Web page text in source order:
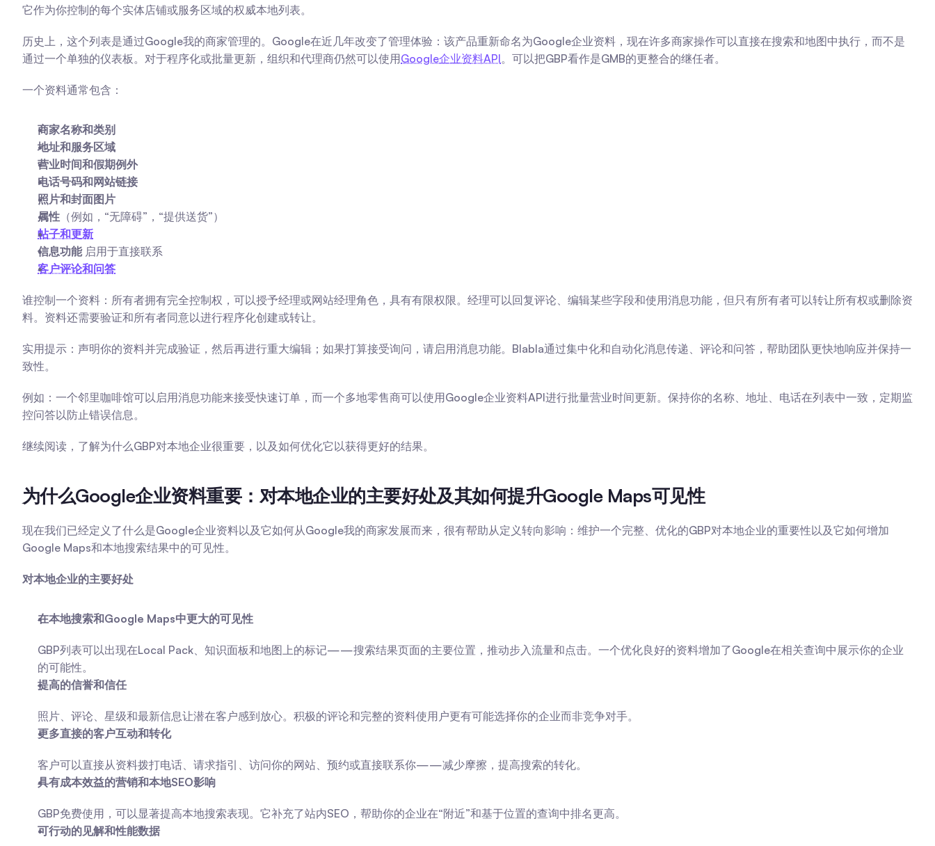
它作为你控制的每个实体店铺或服务区域的权威本地列表。
历史上，这个列表是通过Google我的商家管理的。Google在近几年改变了管理体验：该产品重新命名为Google企业资料，现在许多商家操作可以直接在搜索和地图中执行，而不是
通过一个单独的仪表板。对于程序化或批量更新，组织和代理商仍然可以使用Google企业资料API。可以把GBP看作是GMB的更整合的继任者。
一个资料通常包含：
商家名称和类别
地址和服务区域
营业时间和假期例外
电话号码和网站链接
照片和封面图片
属性 （例如，“无障碍”，“提供送货”）
帖子和更新
信息功能 启用于直接联系
客户评论和问答
谁控制一个资料：所有者拥有完全控制权，可以授予经理或网站经理角色，具有有限权限。经理可以回复评论、编辑某些字段和使用消息功能，但只有所有者可以转让所有权或删除资
料。资料还需要验证和所有者同意以进行程序化创建或转让。
实用提示：声明你的资料并完成验证，然后再进行重大编辑；如果打算接受询问，请启用消息功能。Blabla通过集中化和自动化消息传递、评论和问答，帮助团队更快地响应并保持一
致性。
例如：一个邻里咖啡馆可以启用消息功能来接受快速订单，而一个多地零售商可以使用Google企业资料API进行批量营业时间更新。保持你的名称、地址、电话在列表中一致，定期监
控问答以防止错误信息。
继续阅读，了解为什么GBP对本地企业很重要，以及如何优化它以获得更好的结果。
为什么Google企业资料重要：对本地企业的主要好处及其如何提升Google Maps可见性
现在我们已经定义了什么是Google企业资料以及它如何从Google我的商家发展而来，很有帮助从定义转向影响：维护一个完整、优化的GBP对本地企业的重要性以及它如何增加
Google Maps和本地搜索结果中的可见性。
对本地企业的主要好处
在本地搜索和Google Maps中更大的可见性
GBP列表可以出现在Local Pack、知识面板和地图上的标记——搜索结果页面的主要位置，推动步入流量和点击。一个优化良好的资料增加了Google在相关查询中展示你的企业
的可能性。
提高的信誉和信任
照片、评论、星级和最新信息让潜在客户感到放心。积极的评论和完整的资料使用户更有可能选择你的企业而非竞争对手。
更多直接的客户互动和转化
客户可以直接从资料拨打电话、请求指引、访问你的网站、预约或直接联系你——减少摩擦，提高搜索的转化。
具有成本效益的营销和本地SEO影响
GBP免费使用，可以显著提高本地搜索表现。它补充了站内SEO，帮助你的企业在“附近”和基于位置的查询中排名更高。
可行动的见解和性能数据